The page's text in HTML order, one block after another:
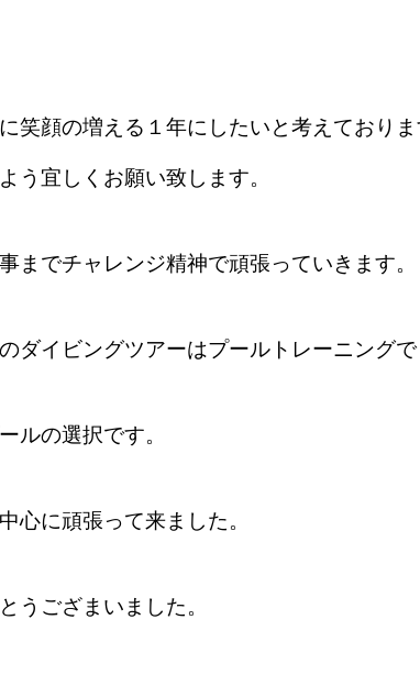
笑顔の増える１年にしたいと考えており
う宜しくお願い致します。
までチャレンジ精神で頑張っていきます。
ダイビングツアーはプールトレーニング
ルの選択です。
心に頑張って来ました。
ござまいました。